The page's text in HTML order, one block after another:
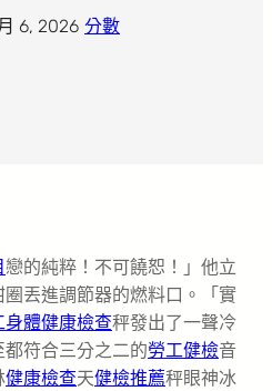
6, 2026 分數
戀的純粹！不可饒恕！」他立
丟進調節器的燃料口。「實
身體健康檢查秤發出了一聲冷
符合三分之二的勞工健檢音
健康檢查天健檢推薦秤眼神冰